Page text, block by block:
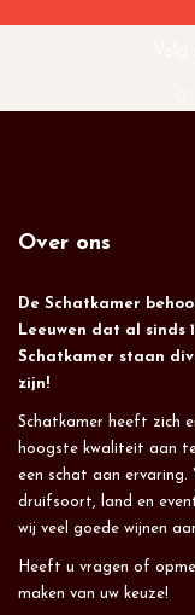
Over ons
De Schatkamer
Leeuwen dat al sinds
Schatkamer staan
zijn!
Schatkamer heeft zich
hoogste kwaliteit aan
een schat aan ervaring.
druifsoort, land en
wij veel goede wijnen
Heeft u vragen of
maken van uw keuze!